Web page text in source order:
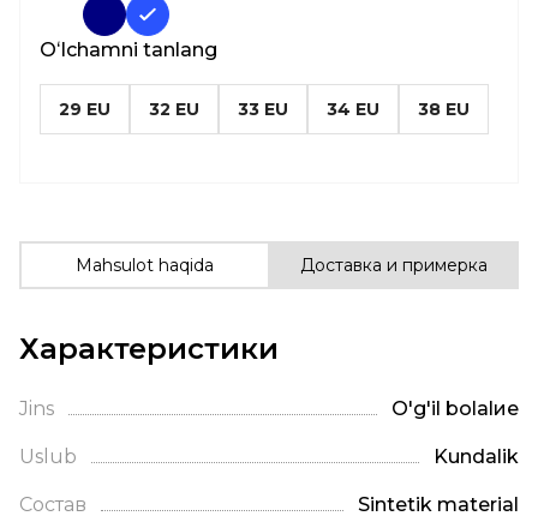
Oʻlchamni tanlang
29 EU 32 EU 33 EU 34 EU 38 EU
Mahsulot haqida Доставка и примерка
Характеристики
Jins O'g'il bolalие
Uslub Kundalik
Состав Sintetik material